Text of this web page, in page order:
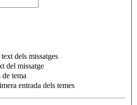
dels missatges
del missatge
tema
entrada dels temes